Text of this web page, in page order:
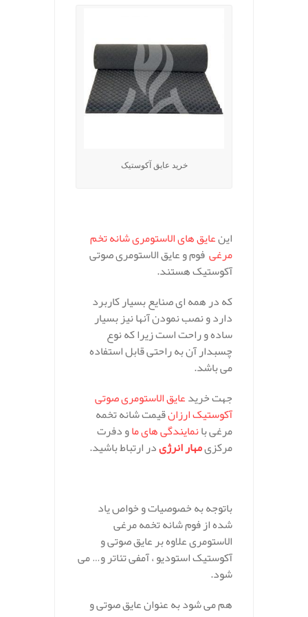
خرید عایق آکوستیک
اینعایق های الاستومری شانه تخم
مرغیفوم و عایق الاستومری صوتی
آکوستیک هستند.
که در همه ای صنایع بسیار کاربرد
دارد و نصب نمودن آنها نیز بسیار
ساده و راحت است زیرا که نوع
چسبدار آن به راحتی قابل استفاده
می باشد.
جهت خریدعایق الاستومری صوتی
آکوستیک ارزانقیمت شانه تخمه
مرغی بانمایندگی های ماو دفرت
مرکزیمهار انرژیدر ارتباط باشید.
باتوجه به خصوصیات و خواص یاد
شده از فوم شانه تخمه مرغی
الاستومری علاوه بر عایق صوتی و
آکوستیک استودیو ، آمفی تئاتر و… می
شود.
هم می شود به عنوان عایق صوتی و